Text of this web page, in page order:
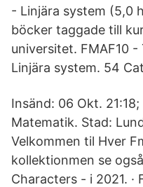
- Linjära system (5,0
böcker taggade till
universitet. FMAF10
Linjära system. 54
Insänd: 06 Okt.
Matematik. Stad:
Velkommen til Hver
kollektionmen se
Characters - i 2021. ·